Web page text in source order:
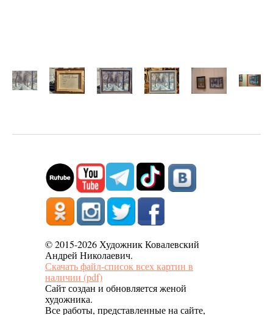
© 2015-2026 Художник Ковалевский
Андрей Николаевич.
Скачать файл-список всех картин в
наличии (pdf)
Сайт создан и обновляется женой
художника.
Все работы, представленные на сайте,